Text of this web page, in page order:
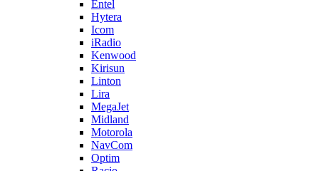
Entel
Hytera
Icom
iRadio
Kenwood
Kirisun
Linton
Lira
MegaJet
Midland
Motorola
NavCom
Optim